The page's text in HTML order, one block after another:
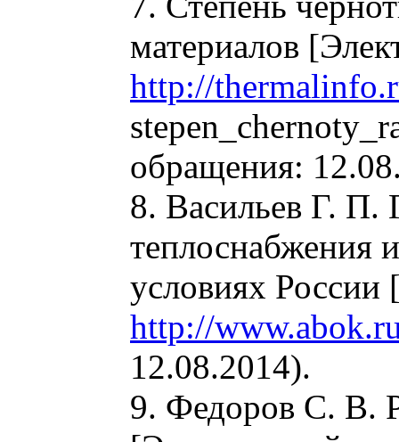
материалов
http://
обращения:
8. Васильев Г. П.
теплоснабжения
условиях
http://
12.08.2014).
9. Федоров С. В.